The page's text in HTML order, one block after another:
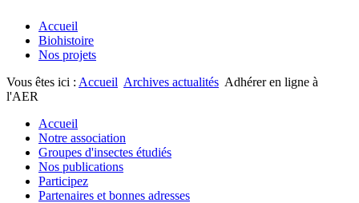
Accueil
Biohistoire
Nos projets
Vous êtes ici : Accueil Archives actualités Adhérer en ligne à
l'AER
Accueil
Notre association
Groupes d'insectes étudiés
Nos publications
Participez
Partenaires et bonnes adresses